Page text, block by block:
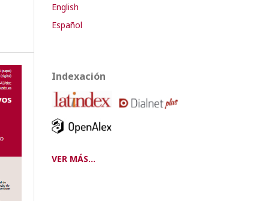
English
Español
Indexación
VER MÁS...